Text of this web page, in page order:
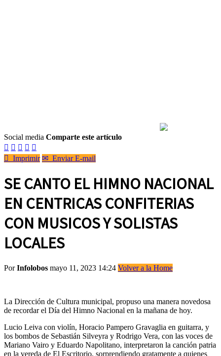
Social media Comparte este artículo
    
 Imprimir ✉ Enviar E-mail
SE CANTO EL HIMNO NACIONAL
EN CENTRICAS CONFITERIAS
CON MUSICOS Y SOLISTAS
LOCALES
PorInfolobos mayo 11, 2023 14:24 Volver a la Home
La Dirección de Cultura municipal, propuso una manera novedosa
de recordar el Día del Himno Nacional en la mañana de hoy.
Lucio Leiva con violín, Horacio Pampero Gravaglia en guitarra, y
los bombos de Sebastián Silveyra y Rodrigo Vera, con las voces de
Mariano Vairo y Eduardo Napolitano, interpretaron la canción patria
en la vereda de El Escritorio, sorprendiendo gratamente a quienes